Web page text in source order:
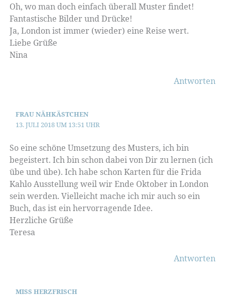
Oh, wo man doch einfach überall Muster findet!
Fantastische Bilder und Drücke!
Ja, London ist immer (wieder) eine Reise wert.
Liebe Grüße
Nina
Antworten
FRAU NÄHKÄSTCHEN
13. JULI 2018 UM 13:51 UHR
So eine schöne Umsetzung des Musters, ich bin
begeistert. Ich bin schon dabei von Dir zu lernen (ich
übe und übe). Ich habe schon Karten für die Frida
Kahlo Ausstellung weil wir Ende Oktober in London
sein werden. Vielleicht mache ich mir auch so ein
Buch, das ist ein hervorragende Idee.
Herzliche Grüße
Teresa
Antworten
MISS HERZFRISCH